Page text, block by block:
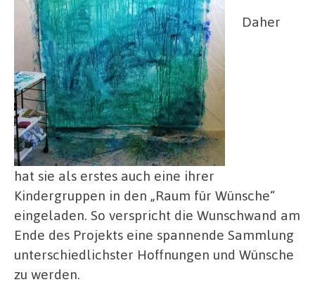
Daher
hat sie als erstes auch eine ihrer
Kindergruppen in den „Raum für Wünsche“
eingeladen. So verspricht die Wunschwand am
Ende des Projekts eine spannende Sammlung
unterschiedlichster Hoffnungen und Wünsche
zu werden.